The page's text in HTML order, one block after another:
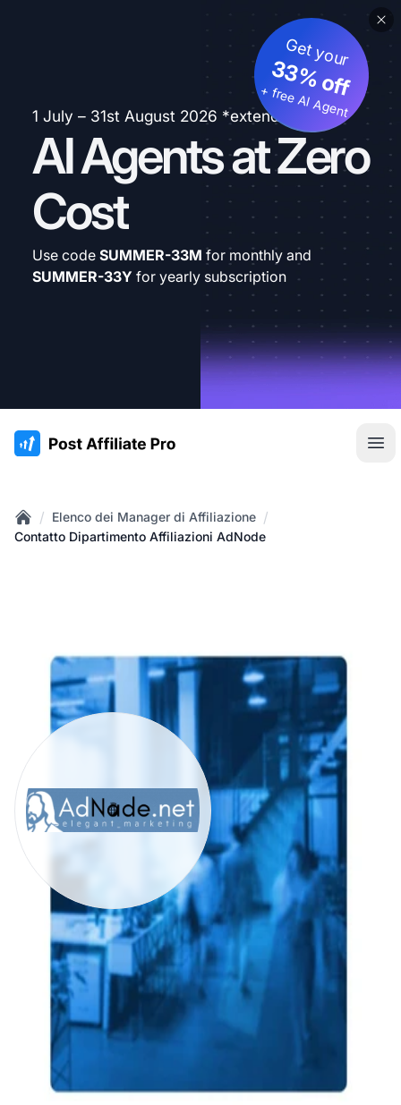
1 July – 31st August 2026 *extended
AI Agents at Zero
Cost
Get your
33% off
+ free AI Agent
Use code SUMMER-33M for monthly and
SUMMER-33Y for yearly subscription
:site.title
Home
/ Elenco dei Manager di Affiliazione /
Contatto Dipartimento Affiliazioni AdNode